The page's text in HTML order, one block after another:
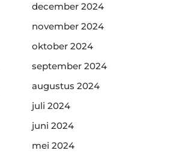
december 2024
november 2024
oktober 2024
september 2024
augustus 2024
juli 2024
juni 2024
mei 2024